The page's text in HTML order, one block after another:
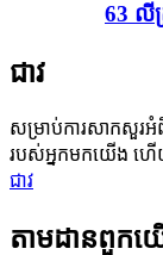
63 លីត្
ជាវ
សម្រាប់ការសាកសួ
របស់អ្នកមកយើង ហើ
ជាវ
តាមដានពួកយ